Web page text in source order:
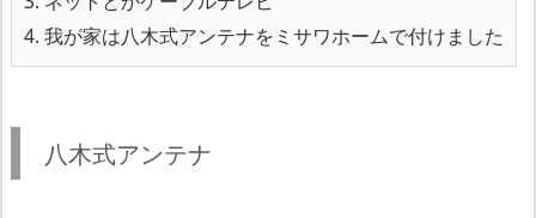
4. 我が家は八木式アンテナをミサワホームで付けました
八木式アンテナ